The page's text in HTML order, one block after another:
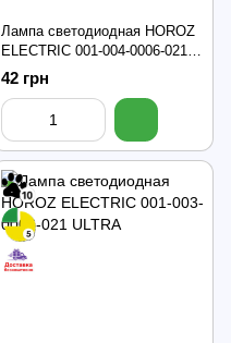
Лампа светодиодная HOROZ
ELECTRIC 001-004-0006-021
CRAFT
42 грн